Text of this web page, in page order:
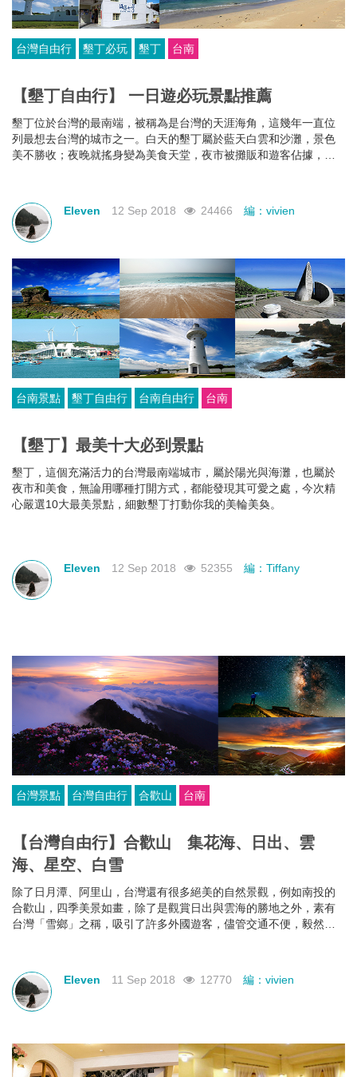
台灣自由行 墾丁必玩 墾丁 台南
【墾丁自由行】 一日遊必玩景點推薦
墾丁位於台灣的最南端，被稱為是台灣的天涯海角，這幾年一直位
列最想去台灣的城市之一。白天的墾丁屬於藍天白雲和沙灘，景色
美不勝收；夜晚就搖身變為美食天堂，夜市被攤販和遊客佔據，變
Eleven 12 Sep 2018 24466 編：vivien
台南景點 墾丁自由行 台南自由行 台南
【墾丁】最美十大必到景點
墾丁，這個充滿活力的台灣最南端城市，屬於陽光與海灘，也屬於
夜市和美食，無論用哪種打開方式，都能發現其可愛之處，今次精
心嚴選10大最美景點，細數墾丁打動你我的美輪美奐。
Eleven 12 Sep 2018 52355 編：Tiffany
台灣景點 台灣自由行 合歡山 台南
【台灣自由行】合歡山 集花海、日出、雲
海、星空、白雪
除了日月潭、阿里山，台灣還有很多絕美的自然景觀，例如南投的
合歡山，四季美景如畫，除了是觀賞日出與雲海的勝地之外，素有
台灣「雪鄉」之稱，吸引了許多外國遊客，儘管交通不便，毅然欣
Eleven 11 Sep 2018 12770 編：vivien